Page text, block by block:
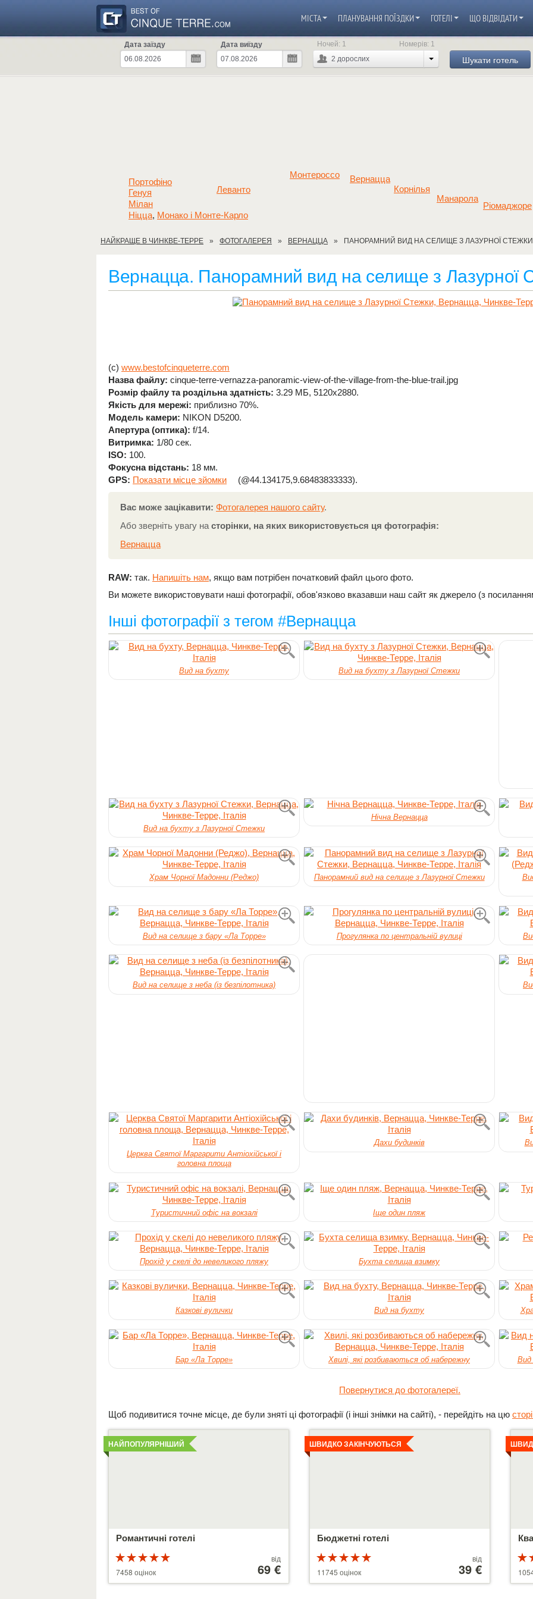
МІСТА ПЛАНУВАННЯ ПОЇЗДКИ ГОТЕЛІ ЩО ВІДВІДАТИ
Дата заїзду
Дата виїзду
2 дорослих
Ночей: 1 Номерів: 1
Шукати готель
Леванто
Монтероссо
Вернацца
Корнілья
Манарола
Ріомаджоре
Генуя
Мілан
Ніцца, Монако і Монте-Карло
Портофіно
НАЙКРАЩЕ В ЧИНКВЕ-ТЕРРЕ ФОТОГАЛЕРЕЯ ВЕРНАЦЦА ПАНОРАМНИЙ ВИД НА СЕЛИЩЕ З ЛАЗУРНОЇ СТЕЖКИ
Вернацца. Панорамний вид на селище з Лазурної
(c) www.bestofcinqueterre.com
Назва файлу: cinque-terre-vernazza-panoramic-view-of-the-village-from-the-blue-trail.jpg
Розмір файлу та роздільна здатність: 3.29 МБ, 5120x2880.
Якість для мережі: приблизно 70%.
Модель камери: NIKON D5200.
Апертура (оптика): f/14.
Витримка: 1/80 сек.
ISO: 100.
Фокусна відстань: 18 мм.
GPS: Показати місце зйомки (@44.134175,9.68483833333).
Вас може зацікавити: Фотогалерея нашого сайту.
Або зверніть увагу на сторінки, на яких використовується ця фотографія:
Вернацца
RAW: так. Напишіть нам, якщо вам потрібен початковий файл цього фото.
Ви можете використовувати наші фотографії, обов'язково вказавши наш сайт як джерело (з
Інші фотографії з тегом #Вернацца
Вид на бухту Вид на бухту з Лазурної Стежки
Вид на бухту з Лазурної Стежки
Нічна Вернацца
Храм Чорної Мадонни (Реджо) Панорамний вид на селище з Лазурної Стежки
Вид на селище з бару «Ла Торре» Прогулянка по центральній вулиці
Вид на селище з неба (із безпілотника)
Церква Святої Маргарити Антіохійської і
головна площа
Дахи будинків
Туристичний офіс на вокзалі Іще один пляж
Прохід у скелі до невеликого пляжу Бухта селища взимку
Казкові вулички Вид на бухту
Бар «Ла Торре» Хвилі, які розбиваються об набережну Вид
Повернутися до фотогалереї.
Щоб подивитися точне місце, де були зняті ці фотографії (і інші знімки на сайті), - перейдіть на цю
Романтичні готелі
НАЙПОПУЛЯРНІШИЙ
7458 оцінок
від
69 €
Детальніше
Бюджетні готелі
ШВИДКО ЗАКІНЧУЮТЬСЯ
11745 оцінок
від
39 €
Детальніше